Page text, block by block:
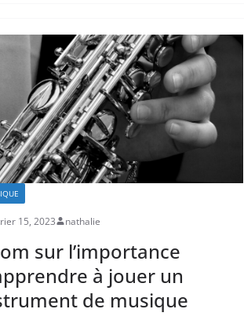
15, 2023 nathalie
sur l’importance
à jouer un
de musique